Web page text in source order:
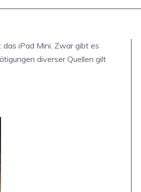
iPad Mini. Zwar gibt es
diverser Quellen gilt